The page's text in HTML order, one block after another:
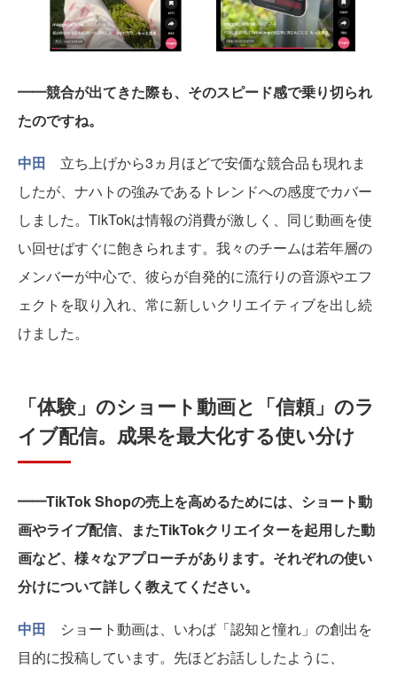
━━競合が出てきた際も、そのスピード感で乗り切られ
たのですね。
中田 立ち上げから3ヵ月ほどで安価な競合品も現れま
したが、ナハトの強みであるトレンドへの感度でカバー
しました。TikTokは情報の消費が激しく、同じ動画を使
い回せばすぐに飽きられます。我々のチームは若年層の
メンバーが中心で、彼らが自発的に流行りの音源やエフ
ェクトを取り入れ、常に新しいクリエイティブを出し続
けました。
「体験」のショート動画と「信頼」のラ
イブ配信。成果を最大化する使い分け
━━TikTok Shopの売上を高めるためには、ショート動
画やライブ配信、またTikTokクリエイターを起用した動
画など、様々なアプローチがあります。それぞれの使い
分けについて詳しく教えてください。
中田 ショート動画は、いわば「認知と憧れ」の創出を
目的に投稿しています。先ほどお話ししたように、